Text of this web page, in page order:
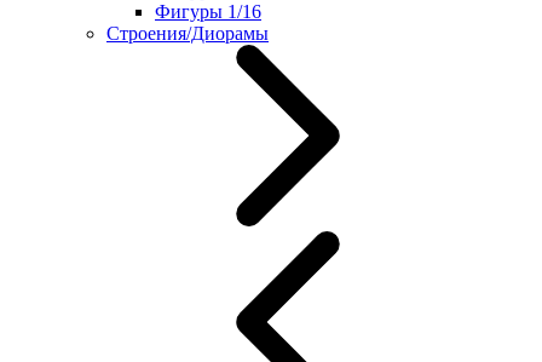
Фигуры 1/16
Строения/Диорамы